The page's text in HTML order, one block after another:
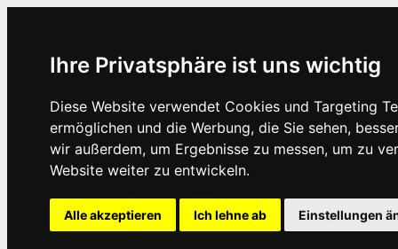
Ihre Privatsphäre ist uns wichtig
Diese Website verwendet Cookies und Targeting
ermöglichen und die Werbung, die Sie sehen,
wir außerdem, um Ergebnisse zu messen, um zu
Website weiter zu entwickeln.
Alle akzeptieren Ich lehne ab Einstellungen